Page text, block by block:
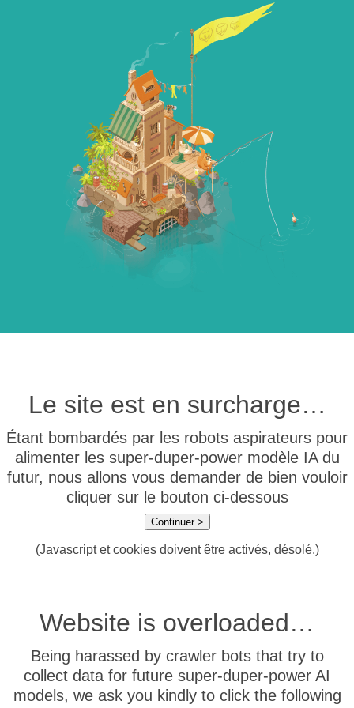
Le site est en surcharge…
Étant bombardés par les robots aspirateurs pour
alimenter les super-duper-power modèle IA du
futur, nous allons vous demander de bien vouloir
cliquer sur le bouton ci-dessous
Continuer >
(Javascript et cookies doivent être activés, désolé.)
Website is overloaded…
Being harassed by crawler bots that try to
collect data for future super-duper-power AI
models, we ask you kindly to click the following